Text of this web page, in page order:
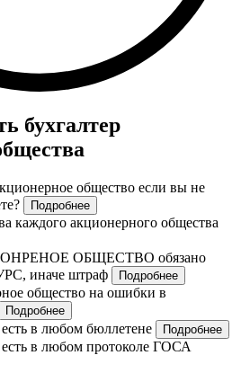
бухгалтер
общество если вы не
Подробнее
каждого акционерного общества
ОБЩЕСТВО обязано
иначе штраф
Подробнее
общество на ошибки в
Подробнее
в любом бюллетене Подробнее
в любом протоколе ГОСА